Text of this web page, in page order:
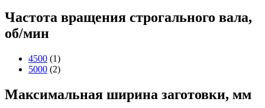
Частота вращения строгального вала,
об/мин
4500 (1)
5000 (2)
Максимальная ширина заготовки, мм